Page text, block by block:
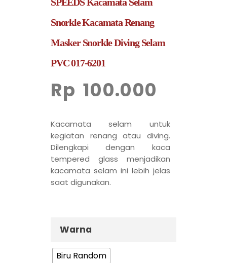
Snorkle Kacamata Renang
Masker Snorkle Diving Selam
PVC 017-6201
Rp 100.000
Kacamata selam untuk
kegiatan renang atau diving.
Dilengkapi dengan kaca
tempered glass menjadikan
kacamata selam ini lebih jelas
saat digunakan.
Warna
Biru Random